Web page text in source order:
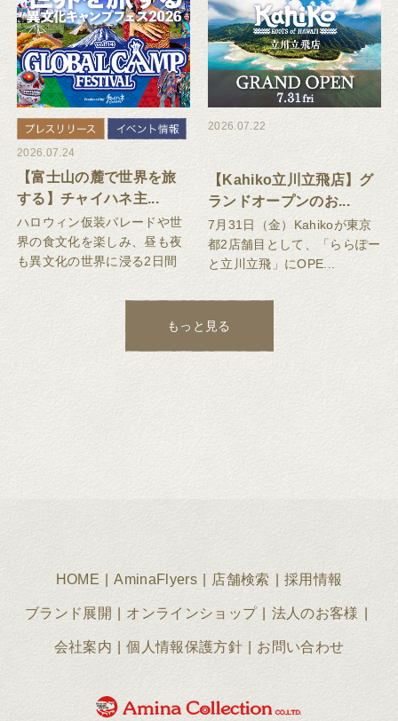
2026.07.24
【富士山の麓で世界を旅
する】チャイハネ主...
ハロウィン仮装パレードや世
界の食文化を楽しみ、昼も夜
も異文化の世界に浸る2日間
2026.07.22
【Kahiko立川立飛店】グ
ランドオープンのお...
7月31日（金）Kahikoが東京
都2店舗目として、「ららぽー
と立川立飛」にOPE...
もっと見る
HOME AminaFlyers 店舗検索 採用情報
ブランド展開 オンラインショップ 法人のお客様
会社案内 個人情報保護方針 お問い合わせ